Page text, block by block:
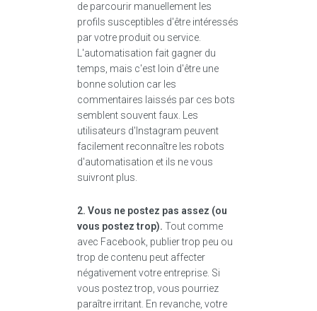
de parcourir manuellement les
profils susceptibles d'être intéressés
par votre produit ou service.
L'automatisation fait gagner du
temps, mais c'est loin d'être une
bonne solution car les
commentaires laissés par ces bots
semblent souvent faux. Les
utilisateurs d'Instagram peuvent
facilement reconnaître les robots
d'automatisation et ils ne vous
suivront plus.
2. Vous ne postez pas assez (ou
vous postez trop). Tout comme
avec Facebook, publier trop peu ou
trop de contenu peut affecter
négativement votre entreprise. Si
vous postez trop, vous pourriez
paraître irritant. En revanche, votre